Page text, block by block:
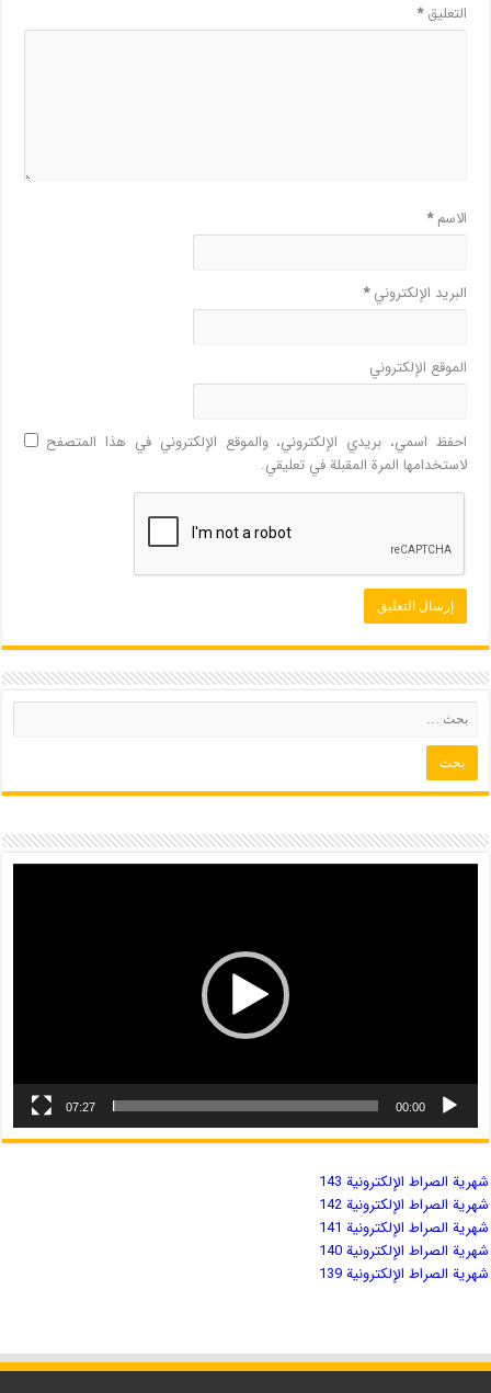
التعليق*
الاسم*
البريد الإلكتروني*
الموقع الإلكتروني
احفظ اسمي، بريدي الإلكتروني، والموقع الإلكتروني في هذا المتصفح
لاستخدامها المرة المقبلة في تعليقي.
00:00
07:27
شهریة الصراط الإلكترونية 143
شهریة الصراط الإلكترونية 142
شهریة الصراط الإلكترونية 141
شهریة الصراط الإلكترونية 140
شهریة الصراط الإلكترونية 139